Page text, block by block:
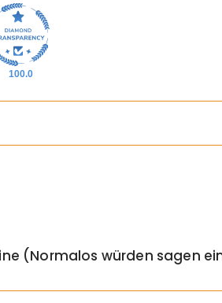
100.0
(Normalos würden sagen